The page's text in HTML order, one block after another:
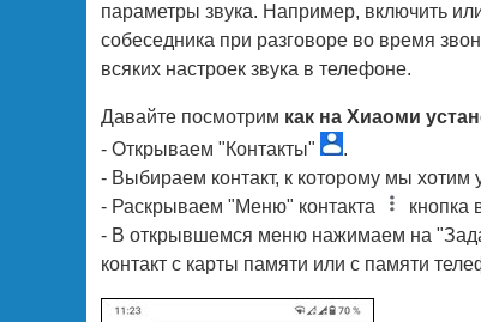
параметры звука. Например, включить
собеседника при разговоре во время
всяких настроек звука в телефоне.
Давайте посмотрим как на Хиаоми
- Открываем "Контакты"
.
- Выбираем контакт, к которому мы хотим
- Раскрываем "Меню" контакта
кнопка
- В открывшемся меню нажимаем на
контакт с карты памяти или с памяти